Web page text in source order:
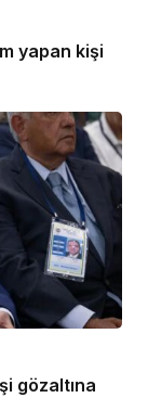
yapan kişi
gözaltına